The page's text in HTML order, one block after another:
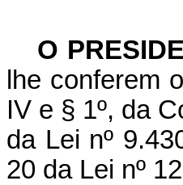
O
lhe conferem
IV e § 1º, da
da Lei nº
20 da Lei nº